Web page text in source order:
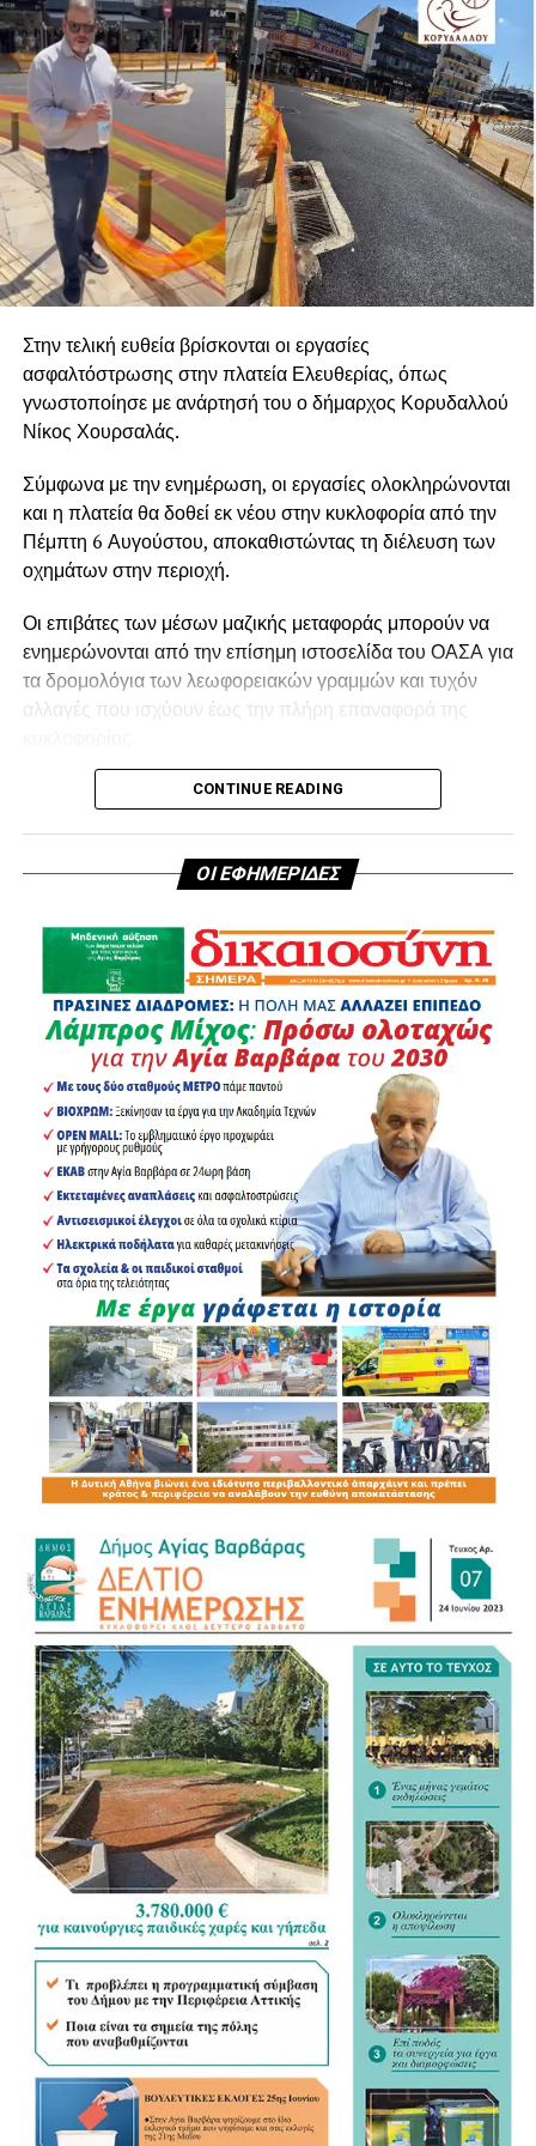
Στην τελική ευθεία βρίσκονται οι εργασίες
ασφαλτόστρωσης στην πλατεία Ελευθερίας, όπως
γνωστοποίησε με ανάρτησή του ο δήμαρχος Κορυδαλλού
Νίκος Χουρσαλάς.
Σύμφωνα με την ενημέρωση, οι εργασίες ολοκληρώνονται
και η πλατεία θα δοθεί εκ νέου στην κυκλοφορία από την
Πέμπτη 6 Αυγούστου, αποκαθιστώντας τη διέλευση των
οχημάτων στην περιοχή.
Οι επιβάτες των μέσων μαζικής μεταφοράς μπορούν να
ενημερώνονται από την επίσημη ιστοσελίδα του ΟΑΣΑ για
τα δρομολόγια των λεωφορειακών γραμμών και τυχόν
αλλαγές που ισχύουν έως την πλήρη επαναφορά της
CONTINUE READING
ΟΙ ΕΦΗΜΕΡΙΔΕΣ